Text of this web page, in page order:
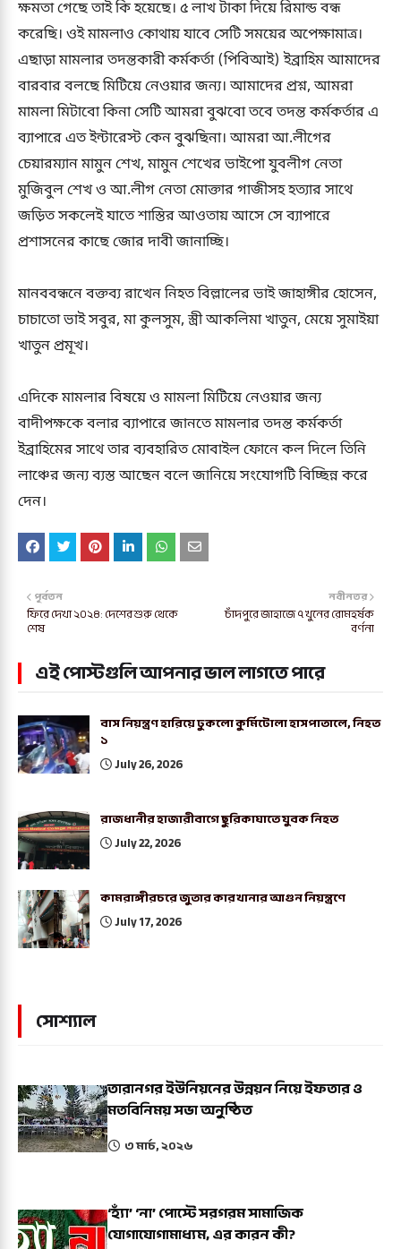
ক্ষমতা গেছে তাই কি হয়েছে। ৫ লাখ টাকা দিয়ে রিমান্ড বন্ধ
করেছি। ওই মামলাও কোথায় যাবে সেটি সময়ের অপেক্ষামাত্র।
এছাড়া মামলার তদন্তকারী কর্মকর্তা (পিবিআই) ইব্রাহিম আমাদের
বারবার বলছে মিটিয়ে নেওয়ার জন্য। আমাদের প্রশ্ন, আমরা
মামলা মিটাবো কিনা সেটি আমরা বুঝবো তবে তদন্ত কর্মকর্তার এ
ব্যাপারে এত ইন্টারেস্ট কেন বুঝছিনা। আমরা আ.লীগের
চেয়ারম্যান মামুন শেখ, মামুন শেখের ভাইপো যুবলীগ নেতা
মুজিবুল শেখ ও আ.লীগ নেতা মোক্তার গাজীসহ হত্যার সাথে
জড়িত সকলেই যাতে শাস্তির আওতায় আসে সে ব্যাপারে
প্রশাসনের কাছে জোর দাবী জানাচ্ছি।
মানববন্ধনে বক্তব্য রাখেন নিহত বিল্লালের ভাই জাহাঙ্গীর হোসেন,
চাচাতো ভাই সবুর, মা কুলসুম, স্ত্রী আকলিমা খাতুন, মেয়ে সুমাইয়া
খাতুন প্রমূখ।
এদিকে মামলার বিষয়ে ও মামলা মিটিয়ে নেওয়ার জন্য
বাদীপক্ষকে বলার ব্যাপারে জানতে মামলার তদন্ত কর্মকর্তা
ইব্রাহিমের সাথে তার ব্যবহারিত মোবাইল ফোনে কল দিলে তিনি
লাঞ্চের জন্য ব্যস্ত আছেন বলে জানিয়ে সংযোগটি বিচ্ছিন্ন করে
দেন।
নবীনতর
চাঁদপুরে জাহাজে ৭ খুনের রোমহর্ষক
বর্ণনা
পূর্বতন
ফিরে দেখা ২০২৪: দেশের শুরু থেকে
শেষ
এই পোস্টগুলি আপনার ভাল লাগতে পারে
বাস নিয়ন্ত্রণ হারিয়ে ঢুকলো কুর্মিটোলা হাসপাতালে, নিহত
১
July 26, 2026
রাজধানীর হাজারীবাগে ছুরিকাঘাতে যুবক নিহত
July 22, 2026
কামরাঙ্গীরচরে জুতার কারখানার আগুন নিয়ন্ত্রণে
July 17, 2026
সোশ্যাল
তারানগর ইউনিয়নের উন্নয়ন নিয়ে ইফতার ও
মতবিনিময় সভা অনুষ্ঠিত
৩ মার্চ, ২০২৬
‘হ্যাঁ’ ‘না’ পোস্টে সরগরম সামাজিক
যোগাযোগামাধ্যম, এর কারন কী?